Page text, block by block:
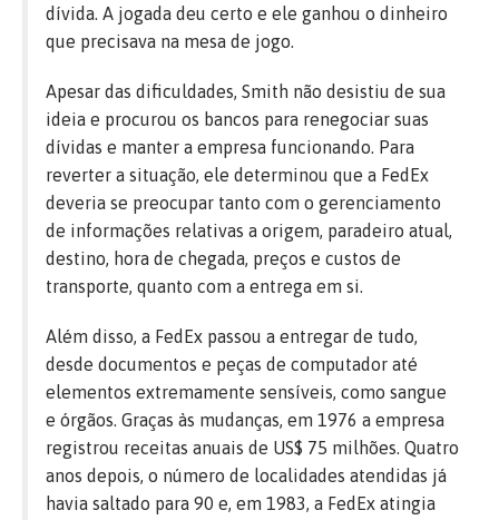
dívida. A jogada deu certo e ele ganhou o dinheiro
que precisava na mesa de jogo.
Apesar das dificuldades, Smith não desistiu de sua
ideia e procurou os bancos para renegociar suas
dívidas e manter a empresa funcionando. Para
reverter a situação, ele determinou que a FedEx
deveria se preocupar tanto com o gerenciamento
de informações relativas a origem, paradeiro atual,
destino, hora de chegada, preços e custos de
transporte, quanto com a entrega em si.
Além disso, a FedEx passou a entregar de tudo,
desde documentos e peças de computador até
elementos extremamente sensíveis, como sangue
e órgãos. Graças às mudanças, em 1976 a empresa
registrou receitas anuais de US$ 75 milhões. Quatro
anos depois, o número de localidades atendidas já
havia saltado para 90 e, em 1983, a FedEx atingia